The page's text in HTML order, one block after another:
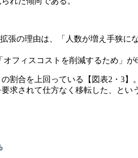
張の理由は、「人数が増え手狭に
フィスコストを削減するため」が
割合を上回っている【図表2・3】
求されて仕方なく移転した、とい